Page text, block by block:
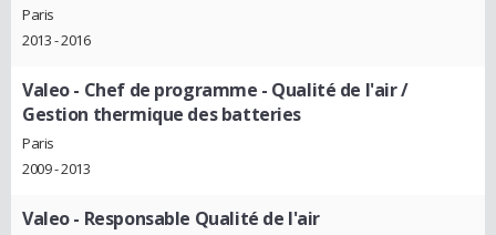
Paris
2013 - 2016
Valeo- Chef de programme - Qualité de l'air /
Gestion thermique des batteries
Paris
2009 - 2013
Valeo- Responsable Qualité de l'air